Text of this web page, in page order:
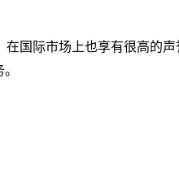
国际市场上也享有很高的